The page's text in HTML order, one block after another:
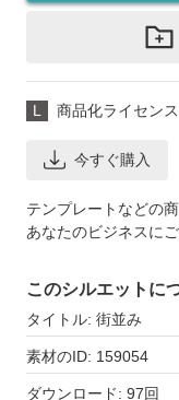
L 商品化ライセンス
今すぐ購入
テンプレートなどの
あなたのビジネスに
このシルエットに
タイトル: 街並み
素材のID: 159054
ダウンロード: 97回